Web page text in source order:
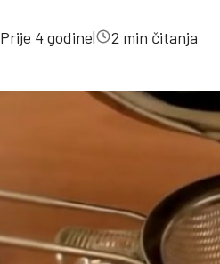
Prije 4 godine| 2 min čitanja